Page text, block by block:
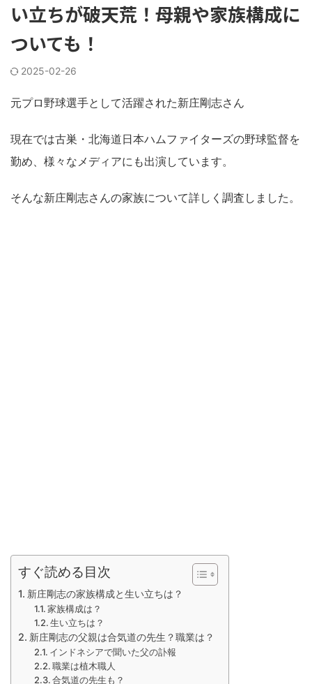
い立ちが破天荒！母親や家族構成に
ついても！
2025-02-26
元プロ野球選手として活躍された新庄剛志さん
現在では古巣・北海道日本ハムファイターズの野球監督を
勤め、様々なメディアにも出演しています。
そんな新庄剛志さんの家族について詳しく調査しました。
すぐ読める目次
新庄剛志の家族構成と生い立ちは？
家族構成は？
生い立ちは？
新庄剛志の父親は合気道の先生？職業は？
インドネシアで聞いた父の訃報
職業は植木職人
合気道の先生も？